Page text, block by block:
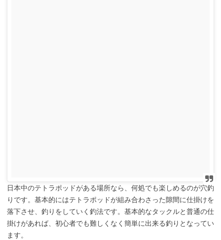
日本中のテトラポッドがある場所なら、何処でも楽しめるのが穴釣
りです。基本的にはテトラポッドが組み合わさった隙間に仕掛けを
落下させ、釣りをしていく釣法です。基本的なタックルと普通の仕
掛けがあれば、初心者でも難しくなく簡単に出来る釣りとなってい
ます。